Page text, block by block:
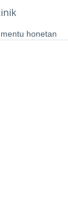
honetan